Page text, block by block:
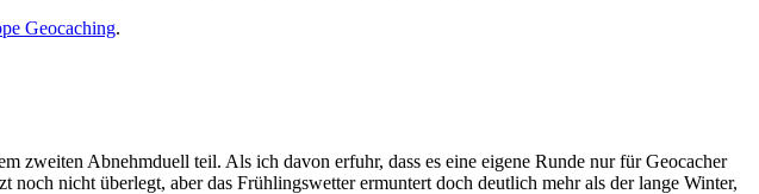
Geocaching.
zweiten Abnehmduell teil. Als ich davon erfuhr, dass es eine eigene Runde nur für Geocacher
nicht überlegt, aber das Frühlingswetter ermuntert doch deutlich mehr als der lange Winter,